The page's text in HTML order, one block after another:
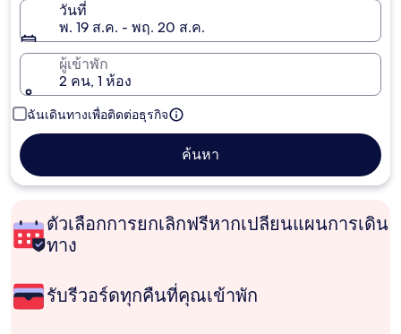
วันที่
พ. 19 ส.ค. - พฤ. 20 ส.ค.
ผู้เข้าพัก
2 คน, 1 ห้อง
ฉันเดินทางเพื่อติดต่อธุรกิจ
ค้นหา
ตัวเลือกการยกเลิกฟรีหากเปลี่ยนแผนการเดิน
ทาง
รับรีวอร์ดทุกคืนที่คุณเข้าพัก